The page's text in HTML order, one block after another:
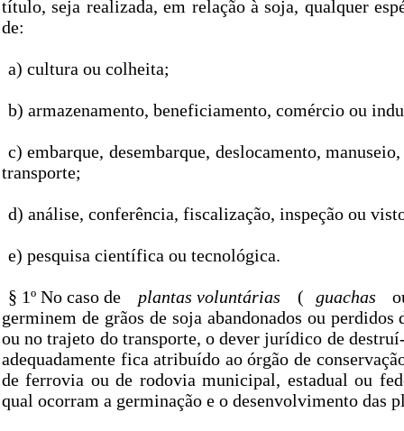
título, seja realizada, em relação à soja, qualquer
de:
a) cultura ou colheita;
b) armazenamento, beneficiamento, comércio ou
c) embarque, desembarque, deslocamento,
transporte;
d) análise, conferência, fiscalização, inspeção ou
e) pesquisa científica ou tecnológica.
§ 1º No caso de plantas voluntárias ( guachas
germinem de grãos de soja abandonados ou perdidos
ou no trajeto do transporte, o dever jurídico de
adequadamente fica atribuído ao órgão de
de ferrovia ou de rodovia municipal, estadual ou
qual ocorram a germinação e o desenvolvimento das